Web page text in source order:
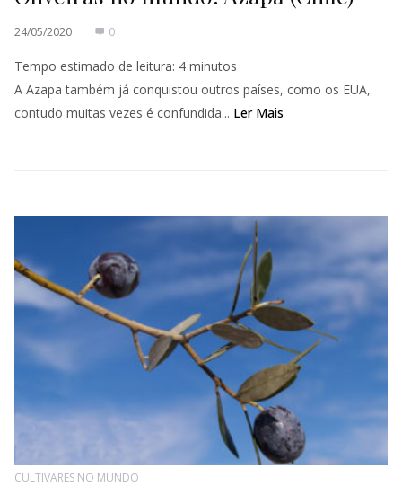
24/05/2020 0
Tempo estimado de leitura: 4 minutos
A Azapa também já conquistou outros países, como os EUA,
contudo muitas vezes é confundida... Ler Mais
CULTIVARES NO MUNDO